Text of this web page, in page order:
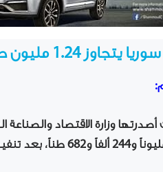
1.24 مليون طن خلال حزيران
أصدرتها وزارة الاقتصاد